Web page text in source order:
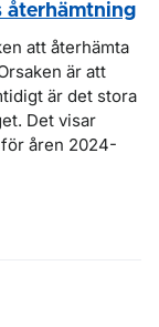
återhämtning
att återhämta
är att
är det stora
Det visar
åren 2024-